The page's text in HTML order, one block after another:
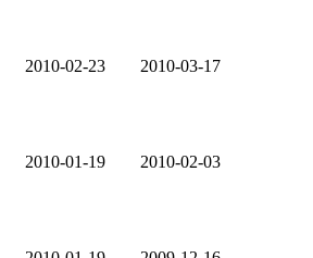
2010-02-23 2010-03-17
2010-01-19 2010-02-03